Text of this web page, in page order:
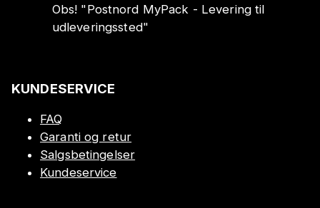
Obs! "Postnord MyPack - Levering til
udleveringssted"
KUNDESERVICE
FAQ
Garanti og retur
Salgsbetingelser
Kundeservice